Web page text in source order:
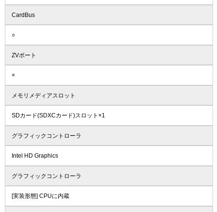
CardBus
○
ZVポート
×
メモリメディアスロット
SDカード(SDXCカード)スロット×1
グラフィックコントローラ
Intel HD Graphics
グラフィックコントローラ
[実装形態] CPUに内蔵